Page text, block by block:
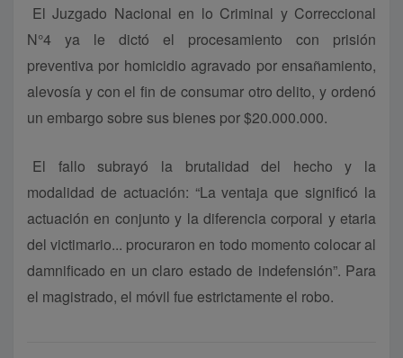
El Juzgado Nacional en lo Criminal y Correccional
N°4 ya le dictó el procesamiento con prisión
preventiva por homicidio agravado por ensañamiento,
alevosía y con el fin de consumar otro delito, y ordenó
un embargo sobre sus bienes por $20.000.000.
El fallo subrayó la brutalidad del hecho y la
modalidad de actuación: “La ventaja que significó la
actuación en conjunto y la diferencia corporal y etaria
del victimario... procuraron en todo momento colocar al
damnificado en un claro estado de indefensión”. Para
el magistrado, el móvil fue estrictamente el robo.